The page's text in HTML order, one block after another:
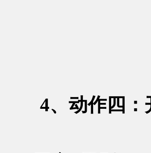
4、动作四：